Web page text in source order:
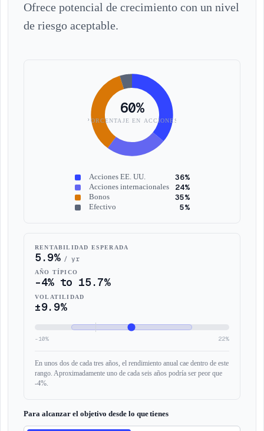
Ofrece potencial de crecimiento con un nivel
de riesgo aceptable.
60%
PORCENTAJE EN ACCIONES
Acciones EE. UU. 36%
Acciones internacionales 24%
Bonos 35%
Efectivo 5%
RENTABILIDAD ESPERADA
5.9%/ yr
AÑO TÍPICO
-4%to 15.7%
VOLATILIDAD
±9.9%
-10% 22%
En unos dos de cada tres años, el rendimiento anual cae dentro de este
rango. Aproximadamente uno de cada seis años podría ser peor que
-4%.
Para alcanzar el objetivo desde lo que tienes